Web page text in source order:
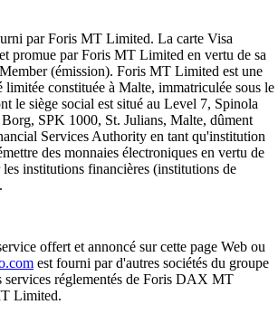
par Foris MT Limited. La carte Visa
promue par Foris MT Limited en vertu de sa
(émission). Foris MT Limited est une
limitée constituée à Malte, immatriculée sous le
le siège social est situé au Level 7, Spinola
SPK 1000, St. Julians, Malte, dûment
Services Authority en tant qu'institution
des monnaies électroniques en vertu de
institutions financières (institutions de
offert et annoncé sur cette page Web ou
est fourni par d'autres sociétés du groupe
services réglementés de Foris DAX MT
Limited.